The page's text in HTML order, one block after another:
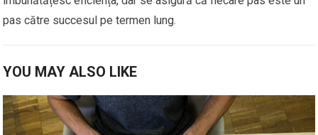
pas către succesul pe termen lung.
YOU MAY ALSO LIKE